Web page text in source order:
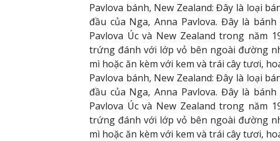
Pavlova bánh, New Zealand: Đây là loại
đầu của Nga, Anna Pavlova. Đây là
Pavlova Úc và New Zealand trong năm
trứng đánh với lớp vỏ bên ngoài đường
mì hoặc ăn kèm với kem và trái cây tươi,
Pavlova bánh, New Zealand: Đây là loại
đầu của Nga, Anna Pavlova. Đây là
Pavlova Úc và New Zealand trong năm
trứng đánh với lớp vỏ bên ngoài đường
mì hoặc ăn kèm với kem và trái cây tươi,